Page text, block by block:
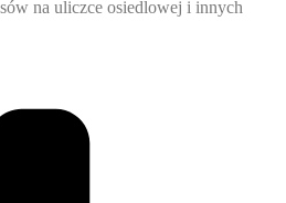
na uliczce osiedlowej i innych